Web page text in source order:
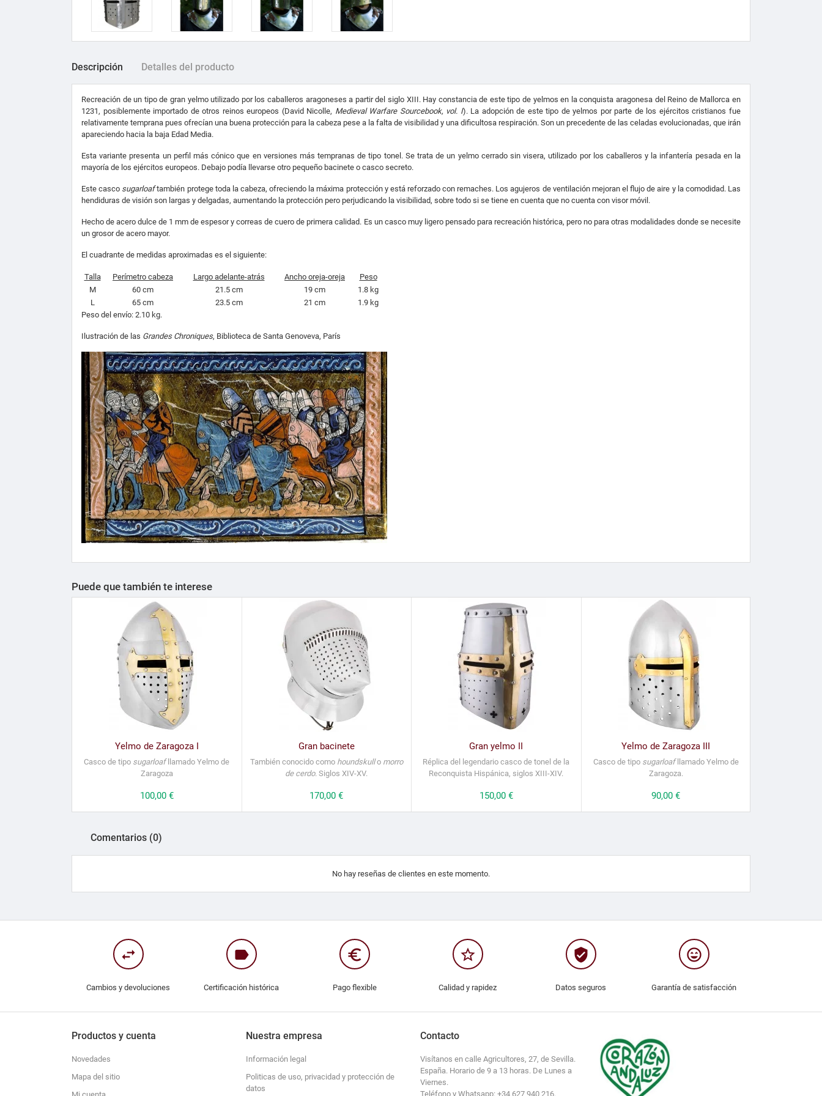
Descripción Detalles del producto
Recreación de un tipo de gran yelmo utilizado por los caballeros aragoneses a partir del siglo XIII. Hay constancia de este tipo de yelmos en la conquista aragonesa del Reino de Mallorca en
1231, posiblemente importado de otros reinos europeos (David Nicolle, Medieval Warfare Sourcebook, vol. I). La adopción de este tipo de yelmos por parte de los ejércitos cristianos fue
relativamente temprana pues ofrecían una buena protección para la cabeza pese a la falta de visibilidad y una dificultosa respiración. Son un precedente de las celadas evolucionadas, que irán
apareciendo hacia la baja Edad Media.
Esta variante presenta un perfil más cónico que en versiones más tempranas de tipo tonel. Se trata de un yelmo cerrado sin visera, utilizado por los caballeros y la infantería pesada en la
mayoría de los ejércitos europeos. Debajo podía llevarse otro pequeño bacinete o casco secreto.
Este casco sugarloaftambién protege toda la cabeza, ofreciendo la máxima protección y está reforzado con remaches. Los agujeros de ventilación mejoran el flujo de aire y la comodidad. Las
hendiduras de visión son largas y delgadas, aumentando la protección pero perjudicando la visibilidad, sobre todo si se tiene en cuenta que no cuenta con visor móvil.
Hecho de acero dulce de 1 mm de espesor y correas de cuero de primera calidad. Es un casco muy ligero pensado para recreación histórica, pero no para otras modalidades donde se necesite
un grosor de acero mayor.
El cuadrante de medidas aproximadas es el siguiente:
Talla Perímetro cabeza Largo adelante-atrás Ancho oreja-oreja
Peso
M
60 cm 21.5 cm 19 cm
1.8 kg
L
65 cm 23.5 cm 21 cm
1.9 kg
Peso del envío: 2.10 kg.
Ilustración de las Grandes Chroniques, Biblioteca de Santa Genoveva, París
Puede que también te interese
Yelmo de Zaragoza I
Casco de tipo sugarloafllamado Yelmo de
Zaragoza
Precio
100,00 €
Gran bacinete
También conocido como houndskull o morro
de cerdo. Siglos XIV-XV.
Precio
170,00 €
Gran yelmo II
Réplica del legendario casco de tonel de la
Reconquista Hispánica, siglos XIII-XIV.
Precio
150,00 €
Yelmo de Zaragoza III
Casco de tipo sugarloafllamado Yelmo de
Zaragoza.
Precio
90,00 €
Comentarios (0)
No hay reseñas de clientes en este momento.
swap_horiz
Cambios y devoluciones
label
Certificación histórica
euro_symbol
Pago flexible
star_border
Calidad y rapidez
verified_user
Datos seguros
sentiment_very_satisfied
Garantía de satisfacción
Productos y cuenta
Novedades
Mapa del sitio
Nuestra empresa
Información legal
Politicas de uso, privacidad y protección de
datos
Contacto
Visítanos en calle Agricultores, 27, de Sevilla.
España. Horario de 9 a 13 horas. De Lunes a
Viernes.
Teléfono y Whatsapp: +34 627 940 216.